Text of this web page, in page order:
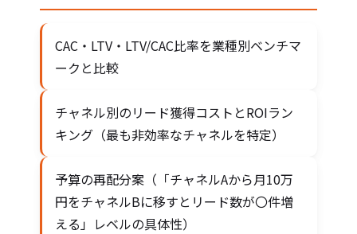
CAC・LTV・LTV/CAC比率を業種別ベンチマ
ークと比較
チャネル別のリード獲得コストとROIラン
キング（最も非効率なチャネルを特定）
予算の再配分案（「チャネルAから月10万
円をチャネルBに移すとリード数が〇件増
える」レベルの具体性）